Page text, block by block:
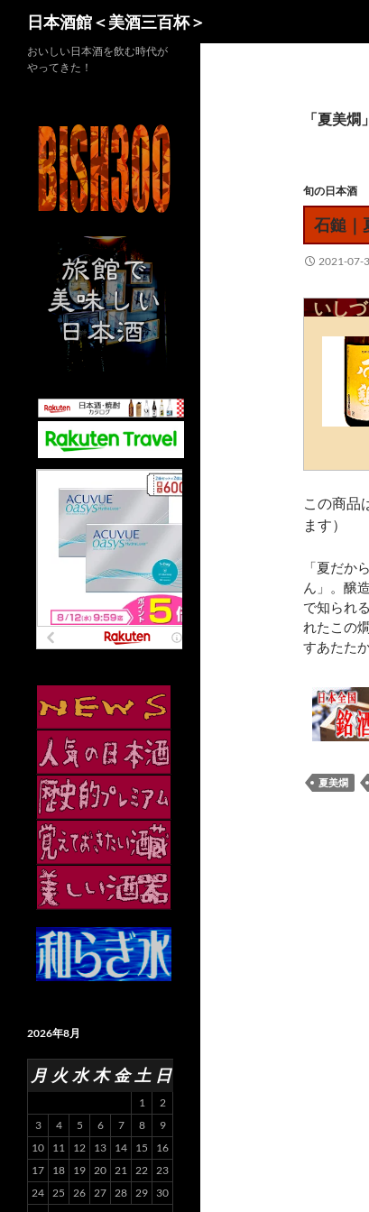
日本酒館＜美酒三百杯＞
「夏美
旬の日本酒
石鎚｜
2021-07-
いし
この商品
ます）
「夏だか
ん」。醸
で知られ
れたこの
すあたた
夏美燗
おいしい日本酒を飲む時代が
やってきた！
2026年8月
月 火 水 木 金 土 日
1
2
3
4 5 6 7 8
9
10
11 12 13 14 15
16
17
18 19 20 21 22 23
24 25 26 27 28 29
30